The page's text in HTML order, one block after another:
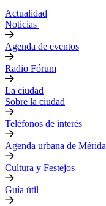
Actualidad
Noticias
Agenda de eventos
Radio Fórum
La ciudad
Sobre la ciudad
Teléfonos de interés
Agenda urbana de Mérida
Cultura y Festejos
Guía útil